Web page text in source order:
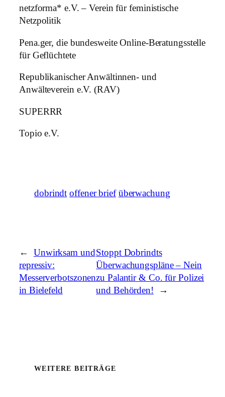
netzforma* e.V. – Verein für feministische
Netzpolitik
Pena.ger, die bundesweite Online-Beratungsstelle
für Geflüchtete
Republikanischer Anwältinnen- und
Anwälteverein e.V. (RAV)
SUPERRR
Topio e.V.
dobrindt offener brief überwachung
←
Unwirksam und
repressiv:
Messerverbotszonen
in Bielefeld
Stoppt Dobrindts
Überwachungspläne – Nein
zu Palantir & Co. für Polizei
und Behörden!
→
WEITERE BEITRÄGE